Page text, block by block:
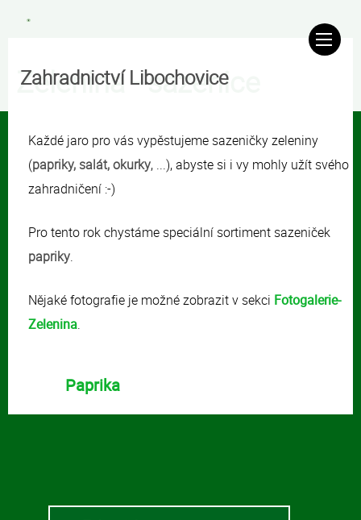
Zahradnictví Libochovice
Zelenina - sazenice
Každé jaro pro vás vypěstujeme sazeničky zeleniny
(papriky, salát, okurky, ...), abyste si i vy mohly užít svého
zahradničení :-)
Pro tento rok chystáme speciální sortiment sazeniček
papriky.
Nějaké fotografie je možné zobrazit v sekci Fotogalerie-
Zelenina.
Paprika